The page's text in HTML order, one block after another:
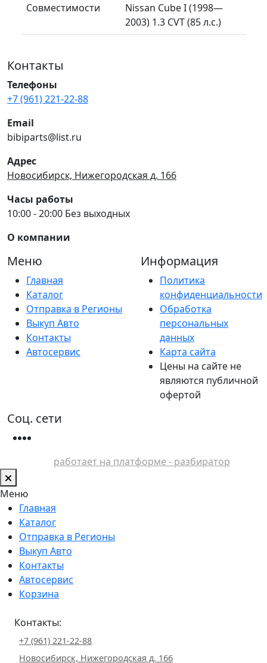
Совместимости
Nissan Cube I (1998—
2003) 1.3 CVT (85 л.с.)
Контакты
Телефоны
+7 (961) 221-22-88
Email
bibiparts@list.ru
Адрес
Новосибирск, Нижегородская д. 166
Часы работы
10:00 - 20:00 Без выходных
О компании
Меню
Главная
Каталог
Отправка в Регионы
Выкуп Авто
Контакты
Автосервис
Информация
Политика
конфиденциальности
Обработка
персональных
данных
Карта сайта
Цены на сайте не
являются публичной
офертой
Соц. сети
работает на платформе - разбиратор
Меню
Главная
Каталог
Отправка в Регионы
Выкуп Авто
Контакты
Автосервис
Корзина
Контакты:
+7 (961) 221-22-88
Новосибирск, Нижегородская д. 166